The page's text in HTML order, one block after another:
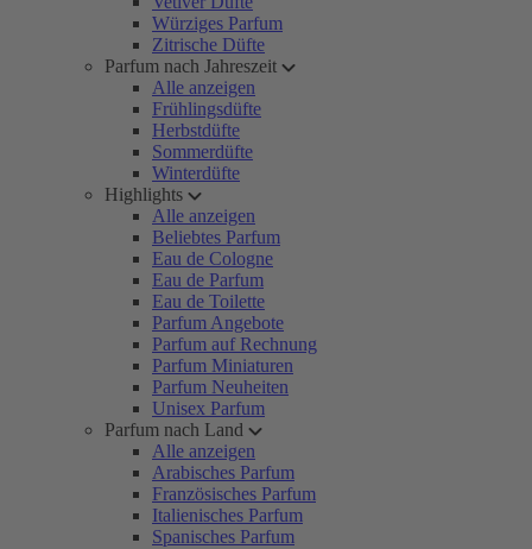
Würziges Parfum
Zitrische Düfte
Parfum nach Jahreszeit
Alle anzeigen
Frühlingsdüfte
Herbstdüfte
Sommerdüfte
Winterdüfte
Highlights
Alle anzeigen
Beliebtes Parfum
Eau de Cologne
Eau de Parfum
Eau de Toilette
Parfum Angebote
Parfum auf Rechnung
Parfum Miniaturen
Parfum Neuheiten
Unisex Parfum
Parfum nach Land
Alle anzeigen
Arabisches Parfum
Französisches Parfum
Italienisches Parfum
Spanisches Parfum